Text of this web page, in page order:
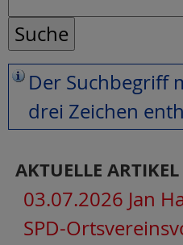
Der Suchbegriff
drei Zeichen
AKTUELLE ARTIKEL
03.07.2026 Jan
SPD-